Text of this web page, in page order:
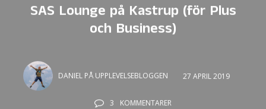
SAS Lounge på Kastrup (för Plus
och Business)
DANIEL PÅ UPPLEVELSEBLOGGEN 27 APRIL 2019
3 KOMMENTARER